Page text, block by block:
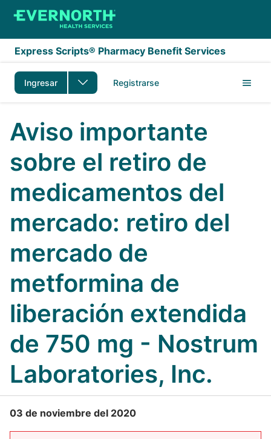
Saltar al contenido principal
Express Scripts® Pharmacy Benefit Services
Ingresar Registrarse
Aviso importante
sobre el retiro de
medicamentos del
mercado: retiro del
mercado de
metformina de
liberación extendida
de 750 mg - Nostrum
Laboratories, Inc.
03 de noviembre del 2020